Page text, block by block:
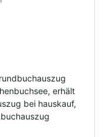
erhält
bei hauskauf,